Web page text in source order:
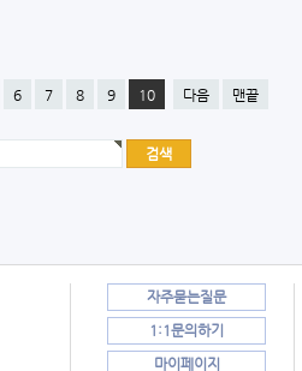
6 7 8 9 10 다음 맨끝
자주묻는질문
1:1문의하기
마이페이지